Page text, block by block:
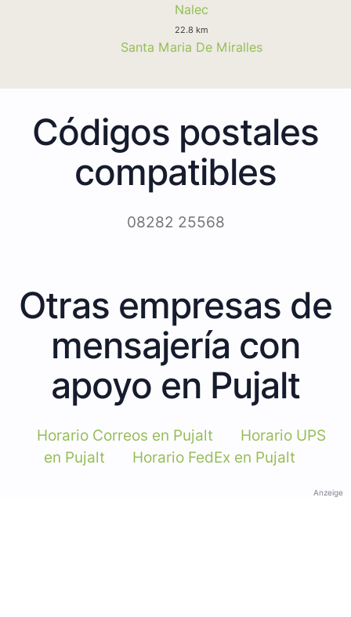
Nalec
22.8 km
Santa Maria De Miralles
Códigos postales
compatibles
08282 25568
Otras empresas de
mensajería con
apoyo en Pujalt
Horario Correos en Pujalt
Horario UPS
en Pujalt
Horario FedEx en Pujalt
Anzeige